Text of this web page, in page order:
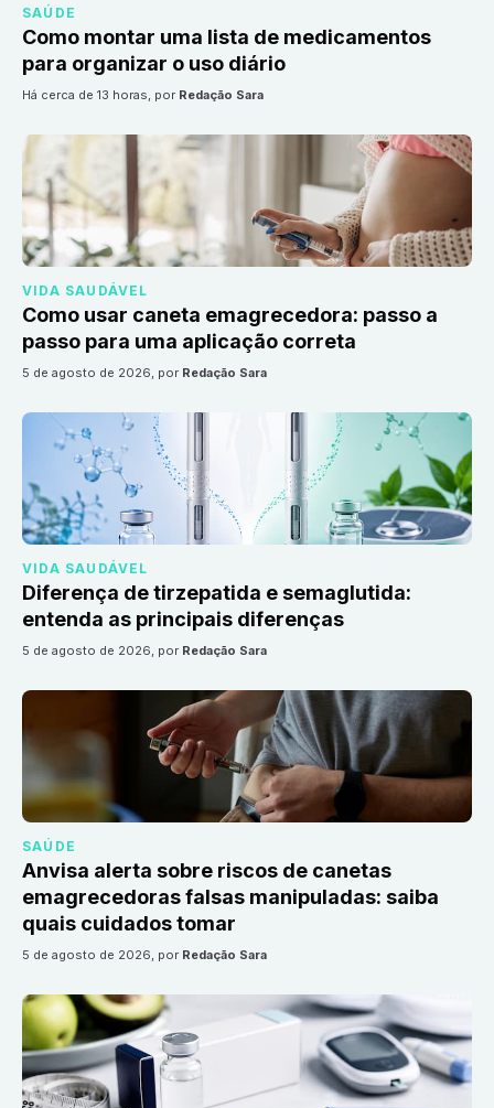
SAÚDE
Como montar uma lista de medicamentos
para organizar o uso diário
há cerca de 13 horas, por Redação Sara
VIDA SAUDÁVEL
Como usar caneta emagrecedora: passo a
passo para uma aplicação correta
5 de agosto de 2026, por Redação Sara
VIDA SAUDÁVEL
Diferença de tirzepatida e semaglutida:
entenda as principais diferenças
5 de agosto de 2026, por Redação Sara
SAÚDE
Anvisa alerta sobre riscos de canetas
emagrecedoras falsas manipuladas: saiba
quais cuidados tomar
5 de agosto de 2026, por Redação Sara